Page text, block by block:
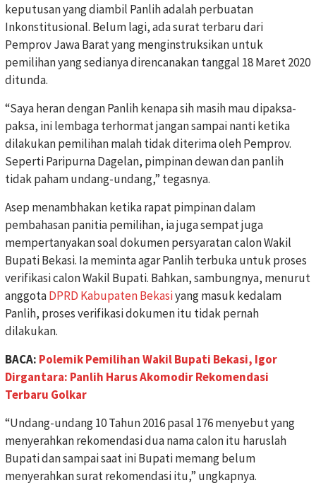
keputusan yang diambil Panlih adalah perbuatan
Inkonstitusional. Belum lagi, ada surat terbaru dari
Pemprov Jawa Barat yang menginstruksikan untuk
pemilihan yang sedianya direncanakan tanggal 18 Maret 2020
ditunda.
“Saya heran dengan Panlih kenapa sih masih mau dipaksa-
paksa, ini lembaga terhormat jangan sampai nanti ketika
dilakukan pemilihan malah tidak diterima oleh Pemprov.
Seperti Paripurna Dagelan, pimpinan dewan dan panlih
tidak paham undang-undang,” tegasnya.
Asep menambhakan ketika rapat pimpinan dalam
pembahasan panitia pemilihan, ia juga sempat juga
mempertanyakan soal dokumen persyaratan calon Wakil
Bupati Bekasi. Ia meminta agar Panlih terbuka untuk proses
verifikasi calon Wakil Bupati. Bahkan, sambungnya, menurut
anggotaDPRD Kabupaten Bekasiyang masuk kedalam
Panlih, proses verifikasi dokumen itu tidak pernah
dilakukan.
BACA: Polemik Pemilihan Wakil Bupati Bekasi, Igor
Dirgantara: Panlih Harus Akomodir Rekomendasi
Terbaru Golkar
“Undang-undang 10 Tahun 2016 pasal 176 menyebut yang
menyerahkan rekomendasi dua nama calon itu haruslah
Bupati dan sampai saat ini Bupati memang belum
menyerahkan surat rekomendasi itu,” ungkapnya.